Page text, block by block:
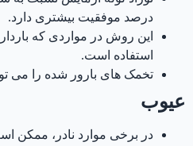
درصد موفقیت بیشتری دارد.
این روش در مواردی که
استفاده است.
تخمک های بارور شده را می
عیوب
در برخی موارد نادر، ممکن